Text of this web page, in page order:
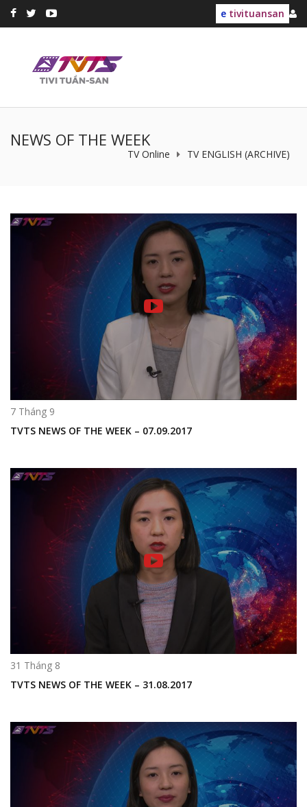
e tivituansan
NEWS OF THE WEEK
TV Online TV ENGLISH (ARCHIVE)
7 Tháng 9
TVTS NEWS OF THE WEEK – 07.09.2017
31 Tháng 8
TVTS NEWS OF THE WEEK – 31.08.2017